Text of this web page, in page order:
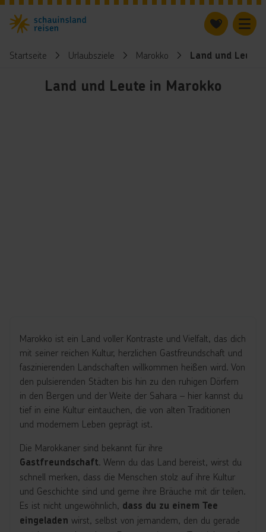
Startseite Urlaubsziele Marokko Land und Leute
Land und Leute in Marokko
Marokko ist ein Land voller Kontraste und Vielfalt, das dich
mit seiner reichen Kultur, herzlichen Gastfreundschaft und
faszinierenden Landschaften willkommen heißen wird. Von
den pulsierenden Städten bis hin zu den ruhigen Dörfern
in den Bergen und der Weite der Sahara – hier kannst du
tief in eine Kultur eintauchen, die von alten Traditionen
und modernem Leben geprägt ist.
Die Marokkaner sind bekannt für ihre
Gastfreundschaft. Wenn du das Land bereist, wirst du
schnell merken, dass die Menschen stolz auf ihre Kultur
und Geschichte sind und gerne ihre Bräuche mit dir teilen.
Es ist nicht ungewöhnlich, dass du zu einem Tee
eingeladen wirst, selbst von jemandem, den du gerade